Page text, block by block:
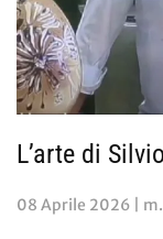
L’arte di
08 Aprile 2026 |